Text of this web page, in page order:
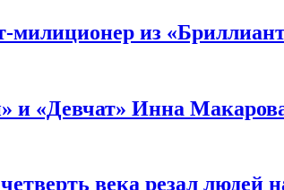
милиционер из
и «Девчат» Инна
века резал людей